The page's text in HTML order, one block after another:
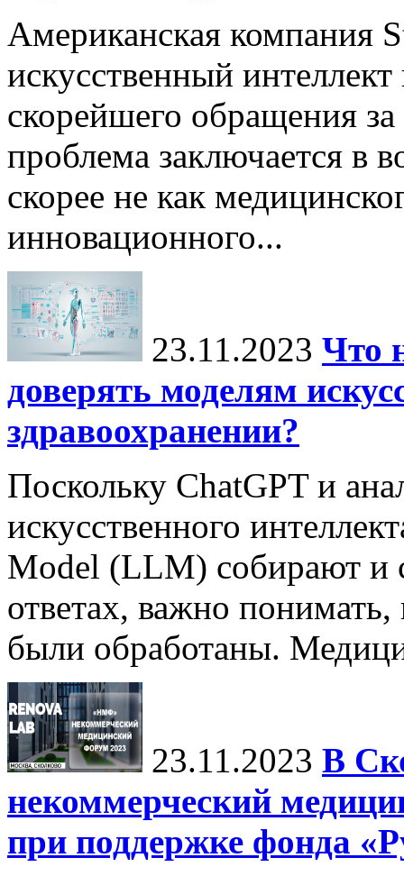
Американская компания
искусственный
скорейшего обращения
проблема заключается в
скорее не как
инновационного...
23.11.2023 Что
доверять моделям
здравоохранении?
Поскольку ChatGPT и
искусственного
Model (LLM) собирают и
ответах, важно
были обработаны.
23.11.2023 В
некоммерческий
при поддержке фонда